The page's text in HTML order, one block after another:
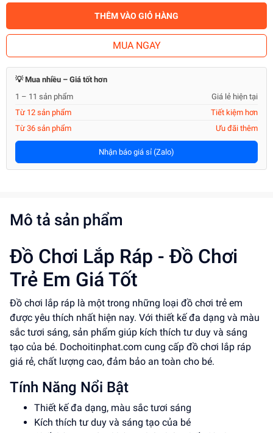
THÊM VÀO GIỎ HÀNG
MUA NGAY
💡 Mua nhiều – Giá tốt hơn
1 – 11 sản phẩm
Giá lẻ hiện tại
Từ 12 sản phẩm
Tiết kiệm hơn
Từ 36 sản phẩm
Ưu đãi thêm
Nhận báo giá sỉ (Zalo)
Mô tả sản phẩm
Đồ Chơi Lắp Ráp - Đồ Chơi
Trẻ Em Giá Tốt
Đồ chơi lắp ráp là một trong những loại đồ chơi trẻ em
được yêu thích nhất hiện nay. Với thiết kế đa dạng và màu
sắc tươi sáng, sản phẩm giúp kích thích tư duy và sáng
tạo của bé. Dochoitinphat.com cung cấp đồ chơi lắp ráp
giá rẻ, chất lượng cao, đảm bảo an toàn cho bé.
Tính Năng Nổi Bật
Thiết kế đa dạng, màu sắc tươi sáng
Kích thích tư duy và sáng tạo của bé